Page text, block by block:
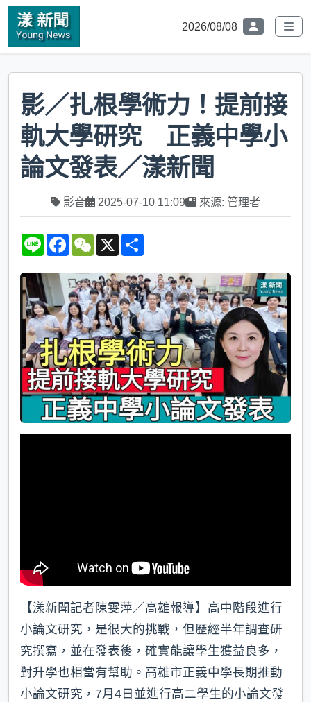
2026/08/08
影／扎根學術力！提前接
軌大學研究 正義中學小
論文發表／漾新聞
影音 2025-07-10 11:09 來源: 管理者
L
e
F
e
b
o
o
k
W
h
a
t
X
r
e
【漾新聞記者陳雯萍／高雄報導】高中階段進行
小論文研究，是很大的挑戰，但歷經半年調查研
究撰寫，並在發表後，確實能讓學生獲益良多，
對升學也相當有幫助。高雄市正義中學長期推動
小論文研究，7月4日並進行高二學生的小論文發